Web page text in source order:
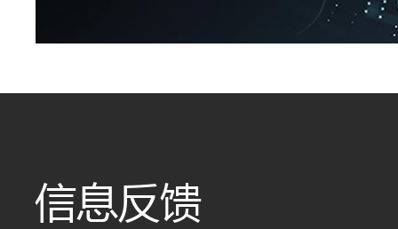
信息反馈